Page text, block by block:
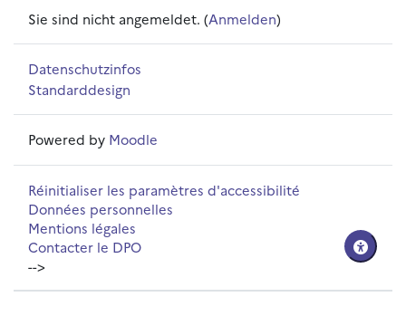
Sie sind nicht angemeldet. (Anmelden)
Datenschutzinfos
Standarddesign
Powered by Moodle
Réinitialiser les paramètres d'accessibilité
Données personnelles
Mentions légales
Contacter le DPO
-->